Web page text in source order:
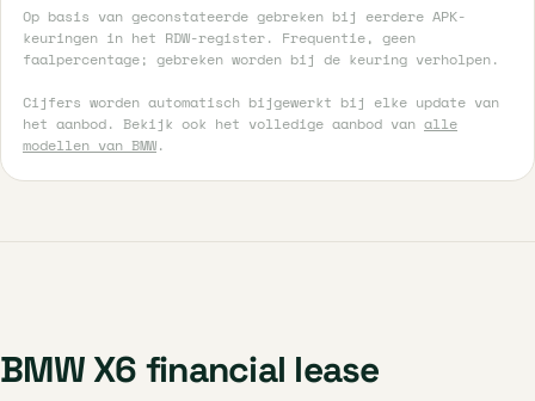
Op basis van geconstateerde gebreken bij eerdere APK-
keuringen in het RDW-register. Frequentie, geen
faalpercentage; gebreken worden bij de keuring verholpen.
Cijfers worden automatisch bijgewerkt bij elke update van
het aanbod. Bekijk ook het volledige aanbod van alle
modellen van BMW.
BMW X6 financial lease